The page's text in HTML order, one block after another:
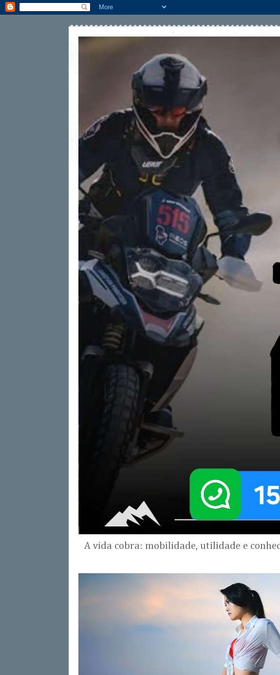
A vida cobra: mobilidade, utilidade e